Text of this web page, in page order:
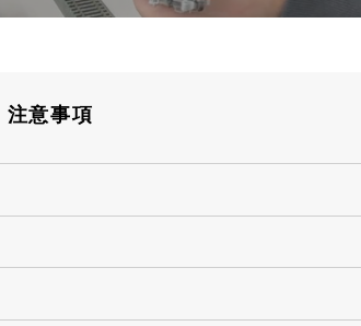
注意事項